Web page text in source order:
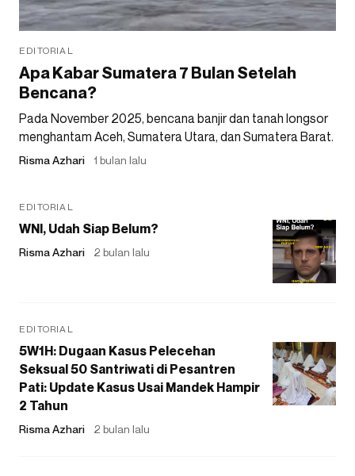
EDITORIAL
Apa Kabar Sumatera 7 Bulan Setelah
Bencana?
Pada November 2025, bencana banjir dan tanah longsor
menghantam Aceh, Sumatera Utara, dan Sumatera Barat.
Risma Azhari 1 bulan lalu
EDITORIAL
WNI, Udah Siap Belum?
Risma Azhari 2 bulan lalu
EDITORIAL
5W1H: Dugaan Kasus Pelecehan
Seksual 50 Santriwati di Pesantren
Pati: Update Kasus Usai Mandek Hampir
2 Tahun
Risma Azhari 2 bulan lalu